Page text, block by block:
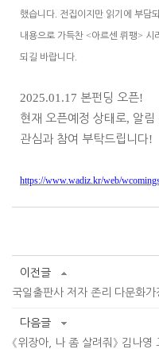
했습니다 전집이지만 읽기에 부담
내용으로 가득찬 <아르센 뤼팽> 시
되길 바랍니다
2025.01.17 본펀딩 오픈!
현재 오픈예정 상태로 , 알림
관심과 참여 부탁드립니다!
https://www.wadiz.kr/web/
이전글
국일출판사 저자 존리 다문화가
다음글
《위장아, 나 좀 살려줘》 김나영